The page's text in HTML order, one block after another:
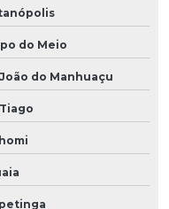
do Meio
do Manhuaçu